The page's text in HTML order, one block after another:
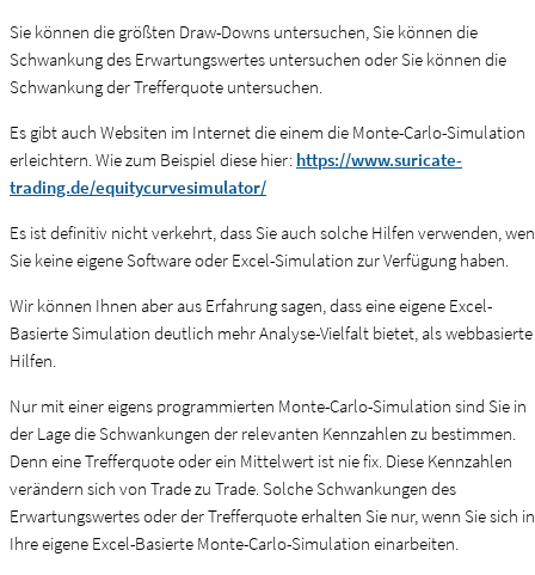
Sie können die größten Draw-Downs untersuchen, Sie können die
Schwankung des Erwartungswertes untersuchen oder Sie können die
Schwankung der Trefferquote untersuchen.
Es gibt auch Websiten im Internet die einem die Monte-Carlo-Simulation
erleichtern. Wie zum Beispiel diese hier: https://www.suricate-
trading.de/equitycurvesimulator/
Es ist definitiv nicht verkehrt, dass Sie auch solche Hilfen verwenden,
Sie keine eigene Software oder Excel-Simulation zur Verfügung haben.
Wir können Ihnen aber aus Erfahrung sagen, dass eine eigene Excel-
Basierte Simulation deutlich mehr Analyse-Vielfalt bietet, als webbasierte
Hilfen.
Nur mit einer eigens programmierten Monte-Carlo-Simulation sind Sie in
der Lage die Schwankungen der relevanten Kennzahlen zu bestimmen.
Denn eine Trefferquote oder ein Mittelwert ist nie fix. Diese Kennzahlen
verändern sich von Trade zu Trade. Solche Schwankungen des
Erwartungswertes oder der Trefferquote erhalten Sie nur, wenn Sie sich in
Ihre eigene Excel-Basierte Monte-Carlo-Simulation einarbeiten.